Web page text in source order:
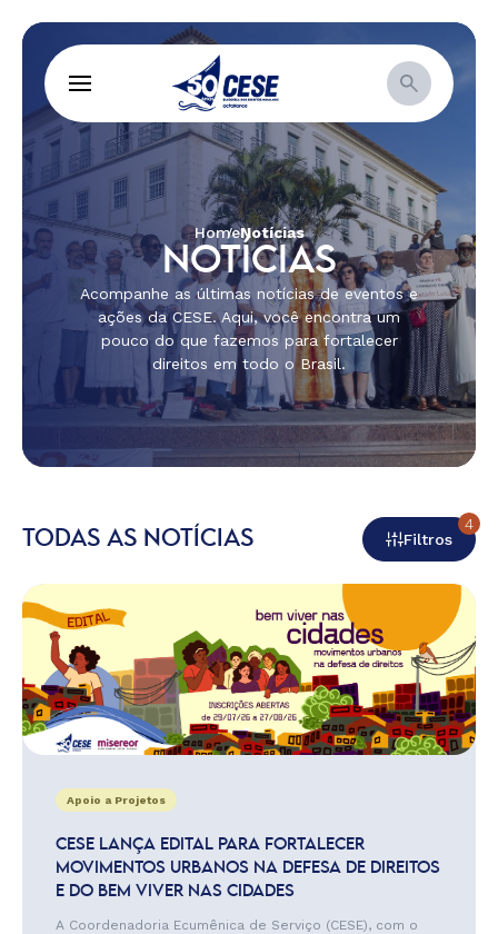
HomeNotícias
NOTÍCIAS
Acompanhe as últimas notícias de eventos e
ações da CESE. Aqui, você encontra um
pouco do que fazemos para fortalecer
direitos em todo o Brasil.
TODAS AS NOTÍCIAS Filtros
4
Apoio a Projetos
CESE LANÇA EDITAL PARA FORTALECER
MOVIMENTOS URBANOS NA DEFESA DE DIREITOS
E DO BEM VIVER NAS CIDADES
A Coordenadoria Ecumênica de Serviço (CESE), com o